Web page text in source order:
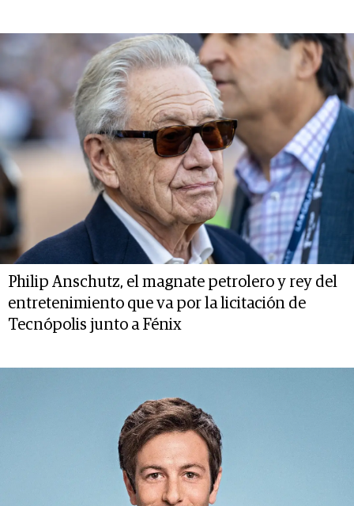
Philip Anschutz, el magnate petrolero y rey del
entretenimiento que va por la licitación de
Tecnópolis junto a Fénix